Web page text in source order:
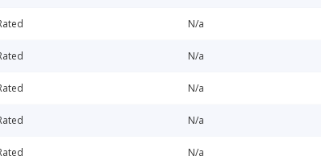
N/a
N/a
N/a
N/a
N/a